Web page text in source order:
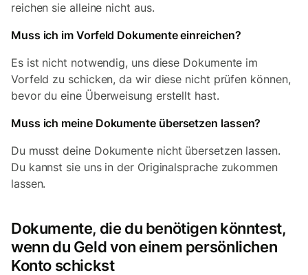
reichen sie alleine nicht aus.
Muss ich im Vorfeld Dokumente einreichen?
Es ist nicht notwendig, uns diese Dokumente im
Vorfeld zu schicken, da wir diese nicht prüfen können,
bevor du eine Überweisung erstellt hast.
Muss ich meine Dokumente übersetzen lassen?
Du musst deine Dokumente nicht übersetzen lassen.
Du kannst sie uns in der Originalsprache zukommen
lassen.
Dokumente, die du benötigen könntest,
wenn du Geld von einem persönlichen
Konto schickst